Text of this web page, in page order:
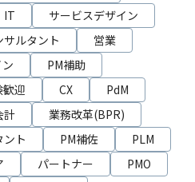
IT
サービスデザイン
ルタント
営業
PM補助
迎 CX
PdM
計
業務改革(BPR)
ント PM補佐
PLM
パートナー
PMO